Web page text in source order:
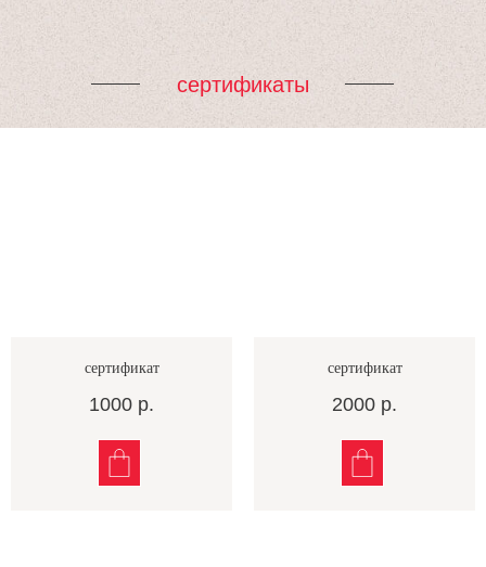
сертификаты
сертификат
1000 р.
сертификат
2000 р.